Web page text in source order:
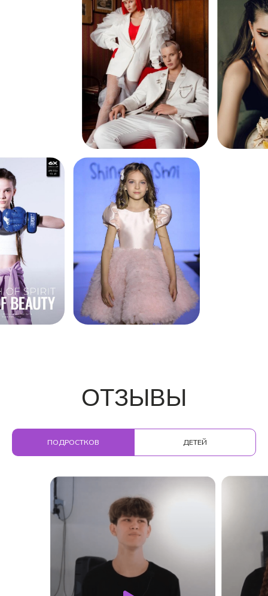
МАРИЯ ШИХОВА
преподаватель по дисциплинам
«Дефиле», «Фотопозирование»,
«Видеопозирование»,
Профессиональная модель
Огромный опыт работы - 20
4 года работала в Москве с
агенством МА Fashion, была
на обложке журнала Vogue
Участвовала в показах на
неделе мод.
ОТЗЫВЫ
О НАС
ПОДРОСТКОВ ДЕТЕЙ